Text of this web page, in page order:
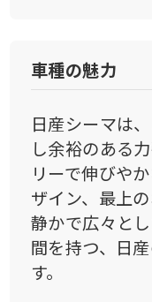
車種の魅力
日産シーマは
し余裕のある
リーで伸びや
ザイン、最上
静かで広々と
間を持つ、日
す。